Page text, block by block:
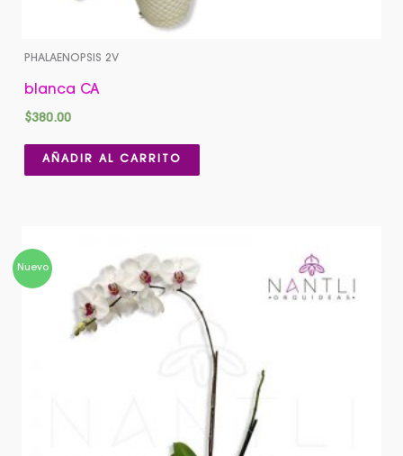
PHALAENOPSIS 2V
blanca CA
$380.00
AÑADIR AL CARRITO
Nuevo